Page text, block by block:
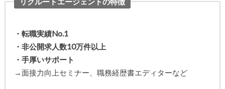
・転職実績No.1
・非公開求人数10万件以上
・手厚いサポート
→面接力向上セミナー、職務経歴書エディターなど